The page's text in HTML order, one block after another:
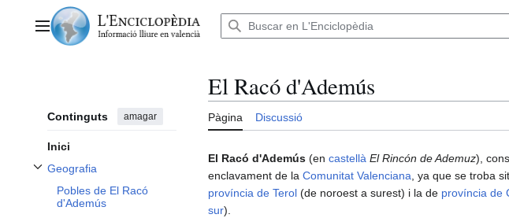
contingutMenú principal
Continguts amagar
Inici
Geografia
Alternar subsecció Geografia
Pobles de El Racó
d'Ademús
El Racó d'Ademús
Pàgina Discussió
El Racó d'Ademús (en castellà El Rincón de Ademuz),
enclavament de la Comunitat Valenciana , ya que se troba
província de Terol (de noroest a surest) i la de província de
sur).